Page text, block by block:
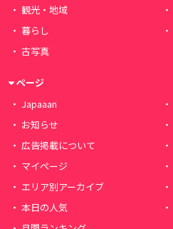
観光・地域
暮らし
古写真
ページ
Japaaan
お知らせ
広告掲載について
マイページ
エリア別アーカイブ
本日の人気